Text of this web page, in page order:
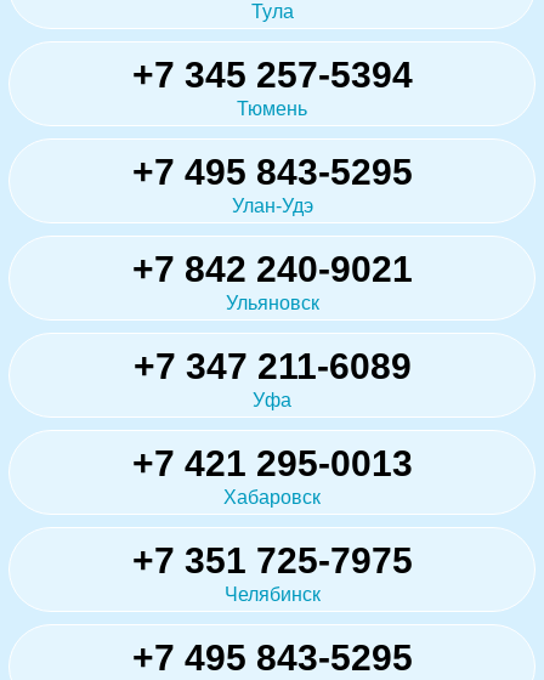
Тула
+7 345 257-5394
Тюмень
+7 495 843-5295
Улан-Удэ
+7 842 240-9021
Ульяновск
+7 347 211-6089
Уфа
+7 421 295-0013
Хабаровск
+7 351 725-7975
Челябинск
+7 495 843-5295